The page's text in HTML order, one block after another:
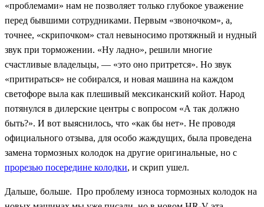
«проблемами» нам не позволяет только глубокое уважение
перед бывшими сотрудниками. Первым «звоночком», а,
точнее, «скрипочком» стал невыносимо протяжный и нудный
звук при торможении. «Ну ладно», решили многие
счастливые владельцы, — «это оно притрется». Но звук
«притираться» не собирался, и новая машина на каждом
светофоре выла как плешивый мексиканский койот. Народ
потянулся в дилерские центры с вопросом «А так должно
быть?». И вот выяснилось, что «как бы нет». Не проводя
официального отзыва, для особо жаждущих, была проведена
замена тормозных колодок на другие оригинальные, но с
прорезью посередине колодки, и скрип ушел.
Дальше, больше. Про проблему износа тормозных колодок на